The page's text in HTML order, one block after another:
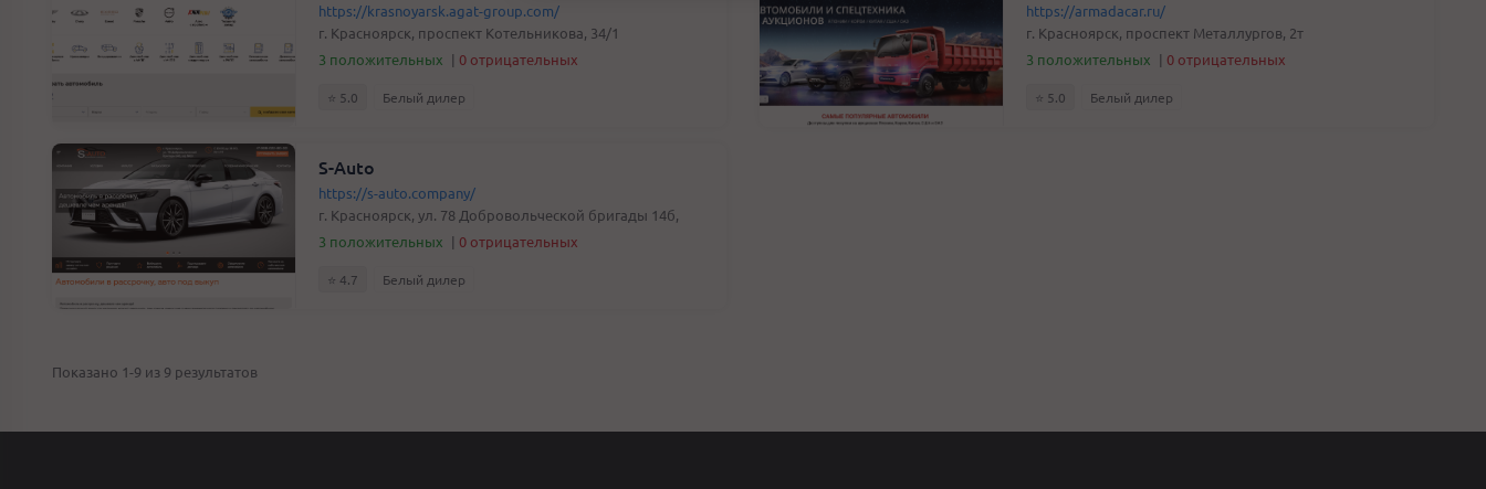
https://krasnoyarsk.agat-group.com/
г. Красноярск, проспект Котельникова, 34/1
3 положительных | 0 отрицательных
⭐️ 5.0 Белый дилер
https://armadacar.ru/
г. Красноярск, проспект Металлургов, 2т
3 положительных | 0 отрицательных
⭐️ 5.0 Белый дилер
S-Auto
https://s-auto.company/
г. Красноярск, ул. 78 Добровольческой бригады 14б,
3 положительных | 0 отрицательных
⭐️ 4.7 Белый дилер
Показано 1-9 из 9 результатов